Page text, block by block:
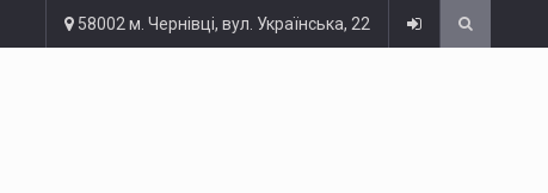
58002 м. Чернівці, вул. Українська, 22